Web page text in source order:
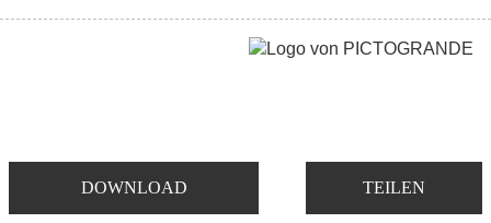
DOWNLOAD TEILEN